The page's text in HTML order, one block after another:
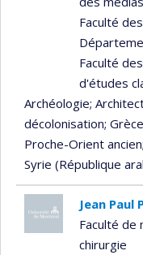
Faculté
Faculté
d'études
Archéologie;
décolonisation;
Proche-Orient ancien
Syrie (République
Jean Paul
Faculté de
chirurgie